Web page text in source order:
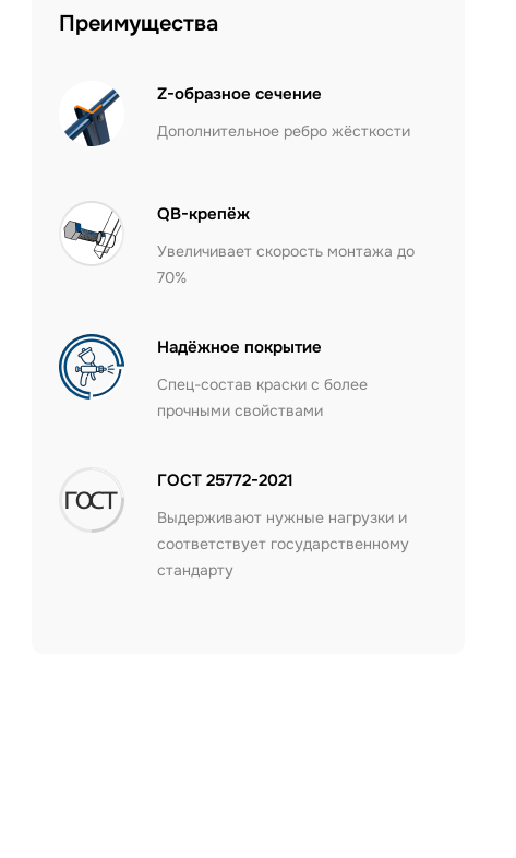
Преимущества
Z-образное сечение
Дополнительное ребро жёсткости
QB-крепёж
Увеличивает скорость монтажа до
70%
Надёжное покрытие
Спец-состав краски с более
прочными свойствами
ГОСТ 25772-2021
Выдерживают нужные нагрузки и
соответствует государственному
стандарту